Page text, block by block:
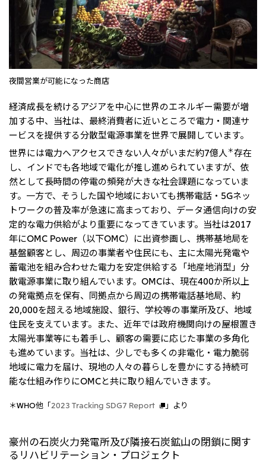
夜間営業が可能になった商店
経済成長を続けるアジアを中心に世界のエネルギー需要が増
加する中、当社は、最終消費者に近いところで電力・関連サ
ービスを提供する分散型電源事業を世界で展開しています。
世界には電力へアクセスできない人々がいまだ約7億人＊存在
し、インドでも各地域で電化が推し進められていますが、依
然として長時間の停電の頻発が大きな社会課題になっていま
す。一方で、そうした国や地域においても携帯電話・5Gネッ
トワークの普及率が急速に高まっており、データ通信向けの安
定的な電力供給がより重要になってきています。当社は2017
年にOMC Power（以下OMC）に出資参画し、携帯基地局を
基盤顧客とし、周辺の事業者や住民にも、主に太陽光発電や
蓄電池を組み合わせた電力を安定供給する「地産地消型」分
散電源事業に取り組んでいます。OMCは、現在400か所以上
の発電拠点を保有、同拠点から周辺の携帯電話基地局、約
20,000を超える地域施設、銀行、学校等の事業所及び、地域
住民を支えています。また、近年では政府機関向けの屋根置き
太陽光事業等にも着手し、顧客の需要に応じた事業の多角化
も進めています。当社は、少しでも多くの非電化・電力脆弱
地域に電力を届け、現地の人々の暮らしを豊かにする持続可
能な仕組み作りにOMCと共に取り組んでいきます。
＊WHO他「2023 Tracking SDG7 Report 」より
豪州の石炭火力発電所及び隣接石炭鉱山の閉鎖に関す
るリハビリテーション・プロジェクト